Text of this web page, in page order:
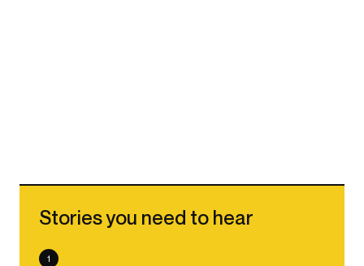
Stories you need to hear
1